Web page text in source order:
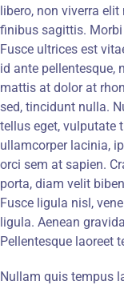
libero, non viverra
finibus sagittis.
Fusce ultrices est
id ante pellentesque,
mattis at dolor at
sed, tincidunt nulla.
tellus eget, vulputate
ullamcorper lacinia,
orci sem at sapien.
porta, diam velit
Fusce ligula nisl,
ligula. Aenean
Pellentesque laoreet
Nullam quis tempus